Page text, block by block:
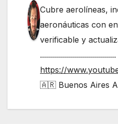
Cubre aerolíneas,
aeronáuticas con
verificable y
......................................
https://
🇦🇷 Buenos Aires